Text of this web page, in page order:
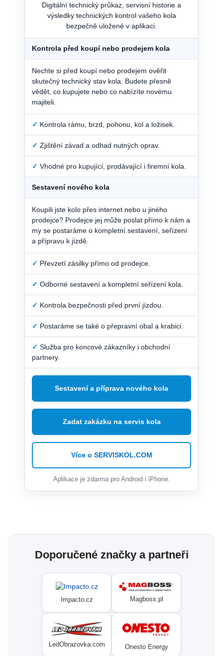
Digitální technický průkaz, servisní historie a
výsledky technických kontrol vašeho kola
bezpečně uložené v aplikaci.
Kontrola před koupí nebo prodejem kola
Nechte si před koupí nebo prodejem ověřit
skutečný technický stav kola. Budete přesně
vědět, co kupujete nebo co nabízíte novému
majiteli.
✓ Kontrola rámu, brzd, pohonu, kol a ložisek.
✓ Zjištění závad a odhad nutných oprav.
✓ Vhodné pro kupující, prodávající i firemní kola.
Sestavení nového kola
Koupili jste kolo přes internet nebo u jiného
prodejce? Prodejce jej může poslat přímo k nám a
my se postaráme o kompletní sestavení, seřízení
a přípravu k jízdě.
✓ Převzetí zásilky přímo od prodejce.
✓ Odborné sestavení a kompletní seřízení kola.
✓ Kontrola bezpečnosti před první jízdou.
✓ Postaráme se také o přepravní obal a krabici.
✓ Služba pro koncové zákazníky i obchodní
partnery.
Sestavení a příprava nového kola
Zadat zakázku na servis kola
Více o SERVISKOL.COM
Aplikace je zdarma pro Android i iPhone.
Doporučené značky a partneři
Impacto.cz Magboss.pl
LedObrazovka.com Onesto Energy